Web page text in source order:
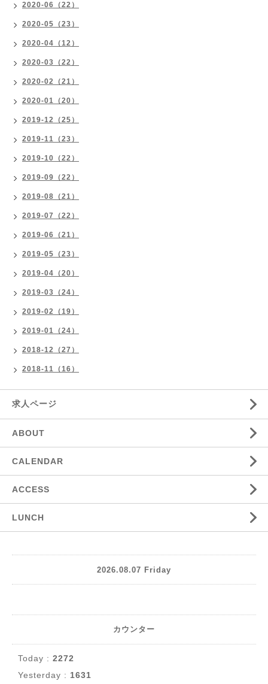
2020-06（22）
2020-05（23）
2020-04（12）
2020-03（22）
2020-02（21）
2020-01（20）
2019-12（25）
2019-11（23）
2019-10（22）
2019-09（22）
2019-08（21）
2019-07（22）
2019-06（21）
2019-05（23）
2019-04（20）
2019-03（24）
2019-02（19）
2019-01（24）
2018-12（27）
2018-11（16）
求人ページ
ABOUT
CALENDAR
ACCESS
LUNCH
2026.08.07 Friday
カウンター
Today : 2272
Yesterday : 1631